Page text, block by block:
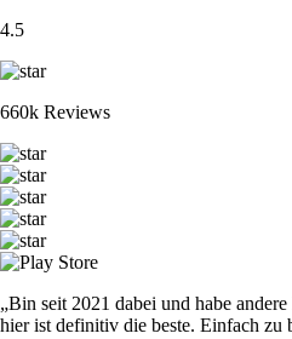
4.5
660k Reviews
„Bin seit 2021 dabei und habe
hier ist definitiv die beste. Einfach zu